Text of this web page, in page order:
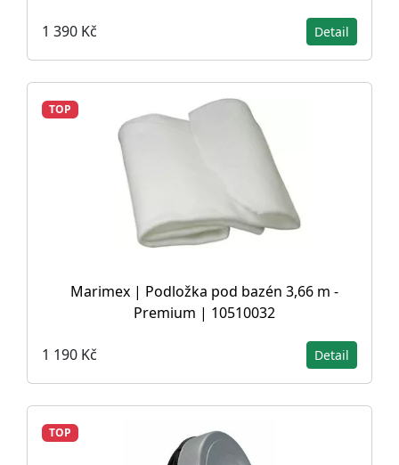
1 390 Kč Detail
TOP
Marimex | Podložka pod bazén 3,66 m -
Premium | 10510032
1 190 Kč Detail
TOP